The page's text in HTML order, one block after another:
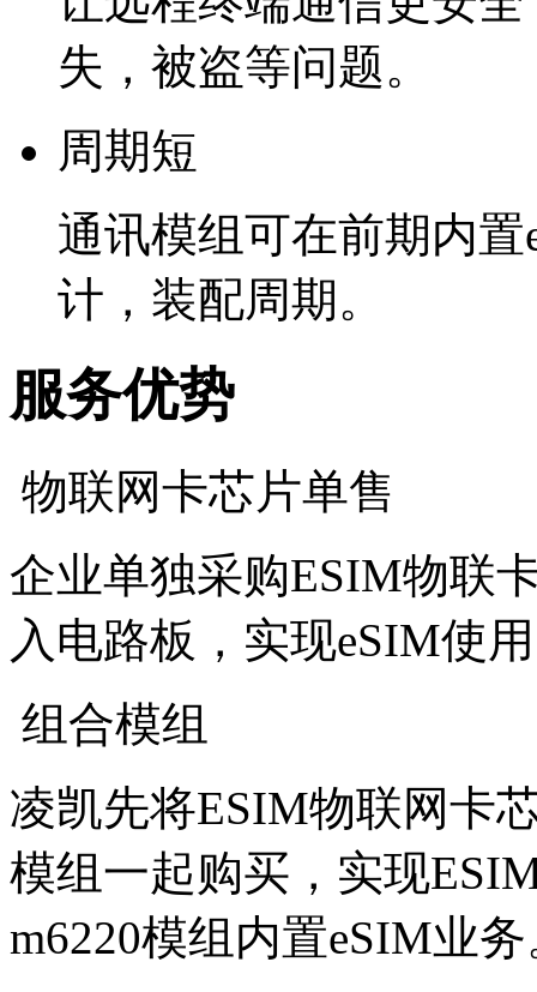
失，被盗等问题。
周期短
通讯模组可在前期内
计，装配周期。
服务优势
物联网卡芯片单售
企业单独采购ESIM物联
入电路板，实现eSIM使
组合模组
凌凯先将ESIM物联网卡
模组一起购买，实现
m6220模组内置eSIM业